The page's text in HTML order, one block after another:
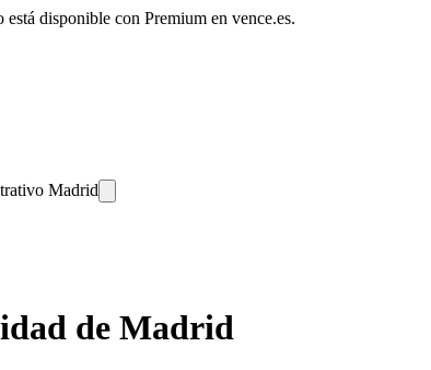
disponible con Premium en vence.es.
Madrid
de Madrid